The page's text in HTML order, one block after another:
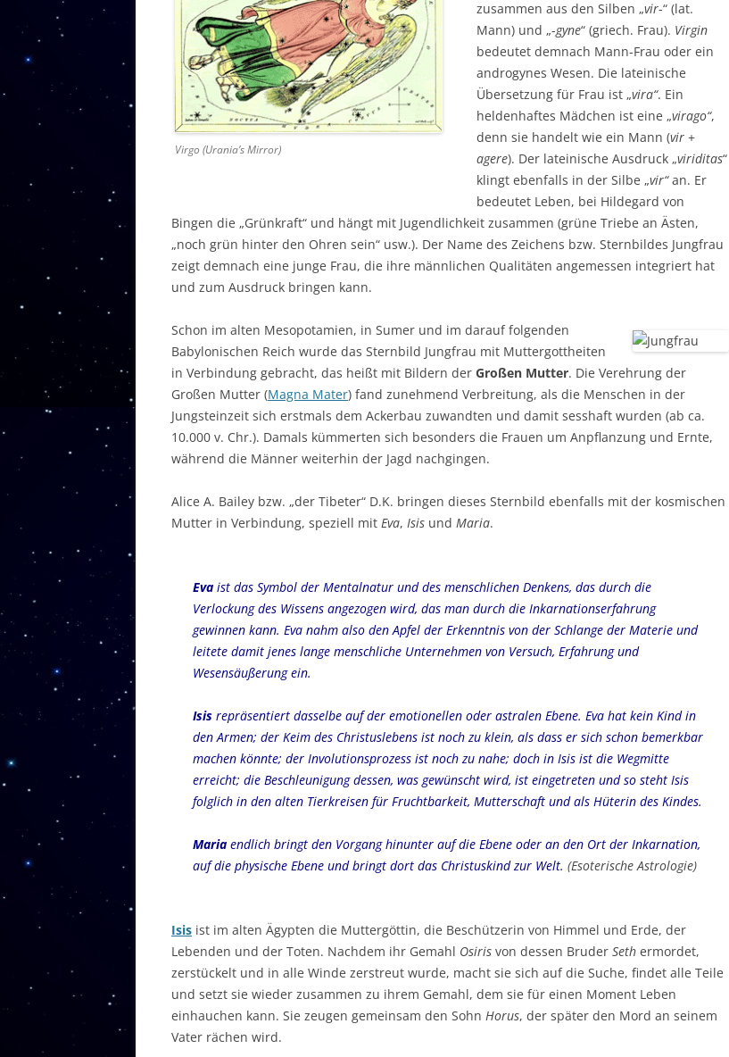
Virgo (Urania’s Mirror)
zusammen aus den Silben „vir-“ (lat.
Mann) und „-gyne“ (griech. Frau). Virgin
bedeutet demnach Mann-Frau oder ein
androgynes Wesen. Die lateinische
Übersetzung für Frau ist „vira“. Ein
heldenhaftes Mädchen ist eine „virago“,
denn sie handelt wie ein Mann (vir +
agere). Der lateinische Ausdruck „viriditas“
klingt ebenfalls in der Silbe „vir“an. Er
bedeutet Leben, bei Hildegard von
Bingen die „Grünkraft“ und hängt mit Jugendlichkeit zusammen (grüne Triebe an Ästen,
„noch grün hinter den Ohren sein“ usw.). Der Name des Zeichens bzw. Sternbildes Jungfrau
zeigt demnach eine junge Frau, die ihre männlichen Qualitäten angemessen integriert hat
und zum Ausdruck bringen kann.
Schon im alten Mesopotamien, in Sumer und im darauf folgenden
Babylonischen Reich wurde das Sternbild Jungfrau mit Muttergottheiten
in Verbindung gebracht, das heißt mit Bildern der Großen Mutter. Die Verehrung der
Großen Mutter (Magna Mater) fand zunehmend Verbreitung, als die Menschen in der
Jungsteinzeit sich erstmals dem Ackerbau zuwandten und damit sesshaft wurden (ab ca.
10.000 v. Chr.). Damals kümmerten sich besonders die Frauen um Anpflanzung und Ernte,
während die Männer weiterhin der Jagd nachgingen.
Alice A. Bailey bzw. „der Tibeter“ D.K. bringen dieses Sternbild ebenfalls mit der kosmischen
Mutter in Verbindung, speziell mit Eva, Isis und Maria.
Eva ist das Symbol der Mentalnatur und des menschlichen Denkens, das durch die
Verlockung des Wissens angezogen wird, das man durch die Inkarnationserfahrung
gewinnen kann. Eva nahm also den Apfel der Erkenntnis von der Schlange der Materie und
leitete damit jenes lange menschliche Unternehmen von Versuch, Erfahrung und
Wesensäußerung ein.
Isis repräsentiert dasselbe auf der emotionellen oder astralen Ebene. Eva hat kein Kind in
den Armen; der Keim des Christuslebens ist noch zu klein, als dass er sich schon bemerkbar
machen könnte; der Involutionsprozess ist noch zu nahe; doch in Isis ist die Wegmitte
erreicht; die Beschleunigung dessen, was gewünscht wird, ist eingetreten und so steht Isis
folglich in den alten Tierkreisen für Fruchtbarkeit, Mutterschaft und als Hüterin des Kindes.
Maria endlich bringt den Vorgang hinunter auf die Ebene oder an den Ort der Inkarnation,
auf die physische Ebene und bringt dort das Christuskind zur Welt. (Esoterische Astrologie)
Isis ist im alten Ägypten die Muttergöttin, die Beschützerin von Himmel und Erde, der
Lebenden und der Toten. Nachdem ihr Gemahl Osiris von dessen Bruder Seth ermordet,
zerstückelt und in alle Winde zerstreut wurde, macht sie sich auf die Suche, findet alle Teile
und setzt sie wieder zusammen zu ihrem Gemahl, dem sie für einen Moment Leben
einhauchen kann. Sie zeugen gemeinsam den Sohn Horus, der später den Mord an seinem
Vater rächen wird.